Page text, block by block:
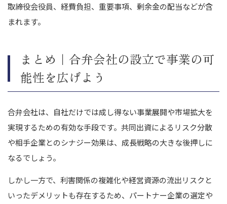
取締役会役員、経費負担、重要事項、剰余金の配当などが含
まれます。
まとめ｜合弁会社の設立で事業の可
能性を広げよう
合弁会社は、自社だけでは成し得ない事業展開や市場拡大を
実現するための有効な手段です。共同出資によるリスク分散
や相手企業とのシナジー効果は、成長戦略の大きな後押しに
なるでしょう。
しかし一方で、利害関係の複雑化や経営資源の流出リスクと
いったデメリットも存在するため、パートナー企業の選定や